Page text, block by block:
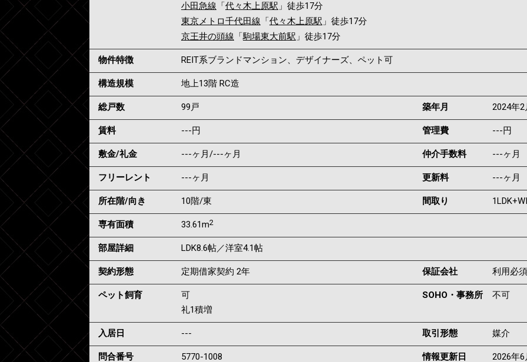
小田急線 「代々木上原駅 」徒歩17分
東京メトロ千代田線 「代々木上原駅 」徒歩17分
京王井の頭線 「駒場東大前駅 」徒歩17分
物件特徴 REIT系ブランドマンション、デザイナーズ、ペット可
構造規模 地上13階 RC造
総戸数 99戸 築年月 2024年2
賃料 ---円 管理費 ---円
敷金/礼金 ---ヶ月/---ヶ月 仲介手数料 ---ヶ月
フリーレント ---ヶ月 更新料 ---ヶ月
所在階/向き 10階/東 間取り
専有面積 33.61m2
部屋詳細 LDK8.6帖／洋室4.1帖
契約形態 定期借家契約 2年 保証会社 利用必須
ペット飼育
可
礼1積増
SOHO・事務所 不可
入居日 --- 取引形態 媒介
問合番号 5770-1008 情報更新日 2026年